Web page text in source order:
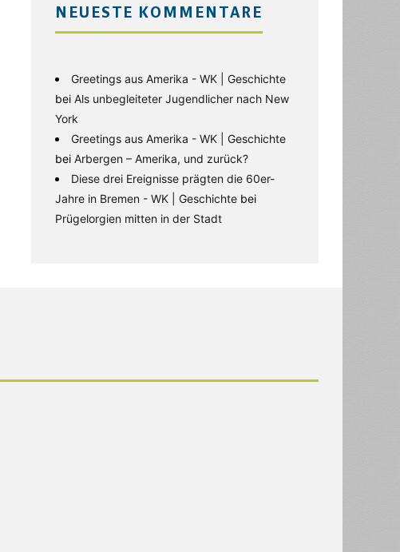
NEUESTE KOMMENTARE
Greetings aus Amerika - WK | Geschichte
bei Als unbegleiteter Jugendlicher nach New
York
Greetings aus Amerika - WK | Geschichte
bei Arbergen – Amerika, und zurück?
Diese drei Ereignisse prägten die 60er-
Jahre in Bremen - WK | Geschichte bei
Prügelorgien mitten in der Stadt